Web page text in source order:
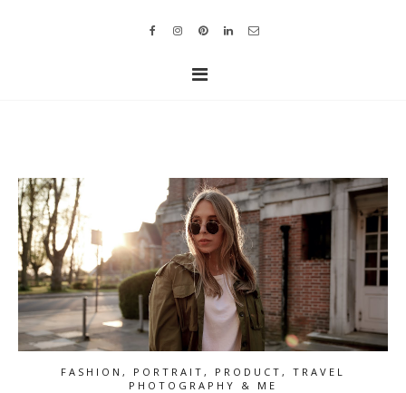
FASHION, PORTRAIT, PRODUCT, TRAVEL
PHOTOGRAPHY & ME